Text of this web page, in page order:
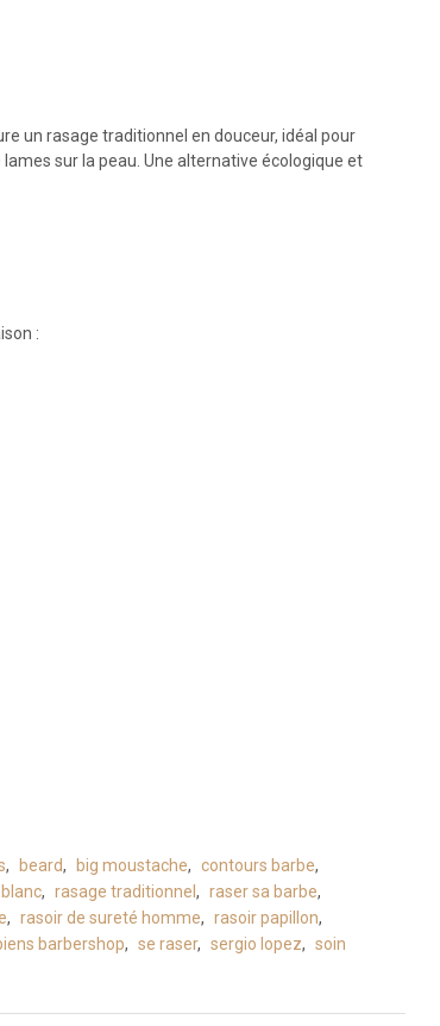
un rasage traditionnel en douceur, idéal pour
sur la peau. Une alternative écologique et
:
, beard, big moustache, contours barbe,
, rasage traditionnel , raser sa barbe,
, rasoir de sureté homme, rasoir papillon,
barbershop, se raser, sergio lopez, soin